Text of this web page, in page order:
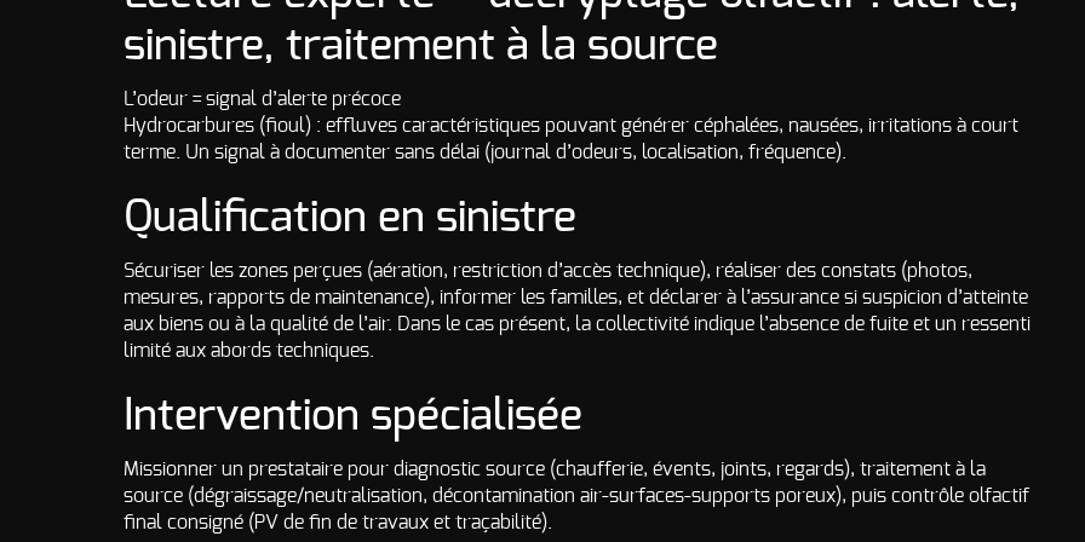
sinistre, traitement à la source
L’odeur = signal d’alerte précoce
Hydrocarbures (fioul) : effluves caractéristiques pouvant générer céphalées, nausées, irritations à court
terme. Un signal à documenter sans délai (journal d’odeurs, localisation, fréquence).
Qualification en sinistre
Sécuriser les zones perçues (aération, restriction d’accès technique), réaliser des constats (photos,
mesures, rapports de maintenance), informer les familles, et déclarer à l’assurance si suspicion d’atteinte
aux biens ou à la qualité de l’air. Dans le cas présent, la collectivité indique l’absence de fuite et un ressenti
limité aux abords techniques.
Intervention spécialisée
Missionner un prestataire pour diagnostic source (chaufferie, évents, joints, regards), traitement à la
source (dégraissage/neutralisation, décontamination air-surfaces-supports poreux), puis contrôle olfactif
final consigné (PV de fin de travaux et traçabilité).